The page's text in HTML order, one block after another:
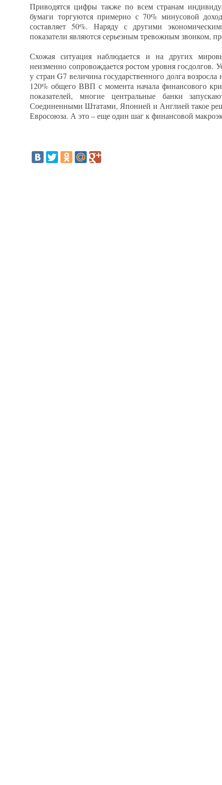
Приводятся цифры также по всем странам
бумаги торгуются примерно с 70% минусовой
составляет 50%. Наряду с другими
показатели являются серьезным тревожным звонком,
Схожая ситуация наблюдается и на других
неизменно сопровождается ростом уровня госдолгов.
у стран G7 величина государственного долга
120% общего ВВП с момента начала финансового
показателей, многие центральные банки
Соединенными Штатами, Японией и Англией такое
Евросоюза. А это – еще один шаг к финансовой